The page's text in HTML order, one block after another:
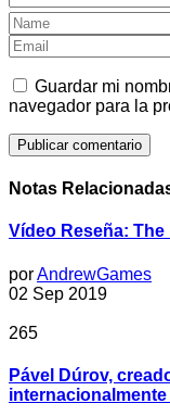
Guardar mi
navegador para la
Notas
Vídeo Reseña:
porAndrewGames
02 Sep 2019
265
Pável Dúrov,